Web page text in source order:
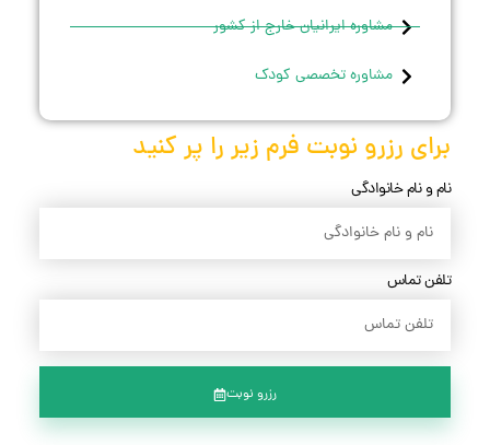
مشاوره ایرانیان خارج از کشور
مشاوره تخصصی کودک
برای رزرو نوبت فرم زیر را پر کنید
نام و نام خانوادگی
تلفن تماس
رزرو نوبت